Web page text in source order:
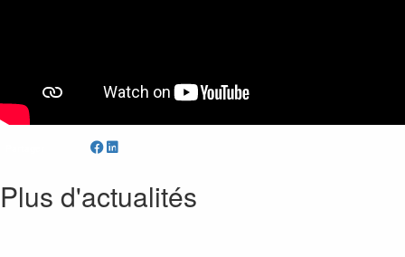
Plus d'actualités